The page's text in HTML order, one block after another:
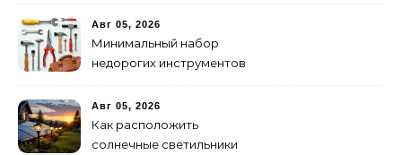
Авг 05, 2026
Минимальный набор
недорогих инструментов
Авг 05, 2026
Как расположить
солнечные светильники